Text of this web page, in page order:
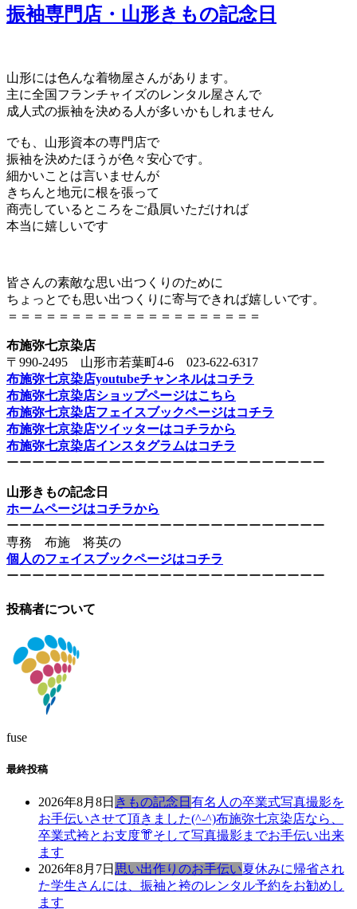
振袖専門店・山形きもの記念日
山形には色んな着物屋さんがあります。
主に全国フランチャイズのレンタル屋さんで
成人式の振袖を決める人が多いかもしれません
でも、山形資本の専門店で
振袖を決めたほうが色々安心です。
細かいことは言いませんが
きちんと地元に根を張って
商売しているところをご贔屓いただければ
本当に嬉しいです
皆さんの素敵な思い出つくりのために
ちょっとでも思い出つくりに寄与できれば嬉しいです。
＝＝＝＝＝＝＝＝＝＝＝＝＝＝＝＝＝＝＝＝
布施弥七京染店
〒990-2495 山形市若葉町4-6 023-622-6317
布施弥七京染店youtubeチャンネルはコチラ
布施弥七京染店ショップページはこちら
布施弥七京染店フェイスブックページはコチラ
布施弥七京染店ツイッターはコチラから
布施弥七京染店インスタグラムはコチラ
ーーーーーーーーーーーーーーーーーーーーーーーーー
山形きもの記念日
ホームページはコチラから
ーーーーーーーーーーーーーーーーーーーーーーーーー
専務 布施 将英の
個人のフェイスブックページはコチラ
ーーーーーーーーーーーーーーーーーーーーーーーーー
投稿者について
fuse
最終投稿
2026年8月8日 きもの記念日 有名人の卒業式写真撮影を
お手伝いさせて頂きました(^-^)布施弥七京染店なら、
卒業式袴とお支度👘そして写真撮影までお手伝い出来
ます
2026年8月7日 思い出作りのお手伝い夏休みに帰省され
た学生さんには、振袖と袴のレンタル予約をお勧めし
ます